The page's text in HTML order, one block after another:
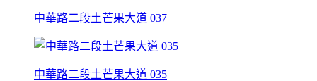
中華路二段土芒果大道 037
中華路二段土芒果大道 035